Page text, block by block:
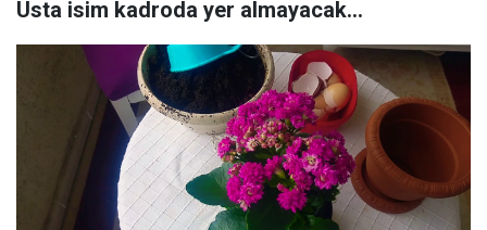
Usta isim kadroda yer almayacak...